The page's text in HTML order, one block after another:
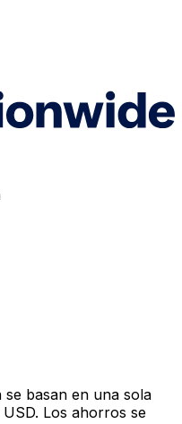
basan en una sola
Los ahorros se